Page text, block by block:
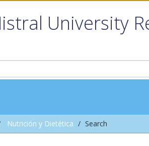
University
Nutrición y Dietética Search